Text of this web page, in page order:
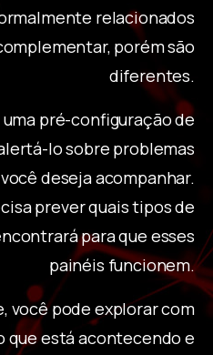
relacionados
porém são
diferentes.
pré-configuração de
lo sobre problemas
deseja acompanhar.
prever quais tipos de
para que esses
painéis funcionem.
você pode explorar com
que está acontecendo e